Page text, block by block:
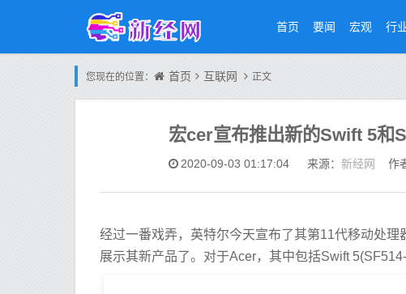
首页 要闻 宏观 行
您现在的位置： 首页 互联网 正文
宏cer宣布推出新的Swift 5和
2020-09-03 01:17:04 来源： 新经网 作
经过一番戏弄，英特尔今天宣布了其第11代移动处
展示其新产品了。对于Acer，其中包括Swift